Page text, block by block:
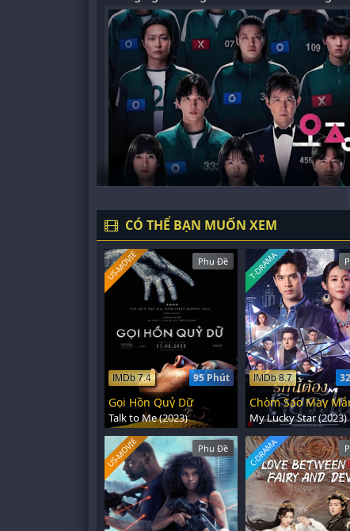
CÓ THỂ BẠN MUỐN XEM
Phụ Đề
95 Phút
IMDb 7.4
US-MOVIE
Gọi Hồn Quỷ Dữ
Talk to Me (2023)
IMDb 8.7
T-DRAMA
My Lucky Star (2023)
Phụ Đề
US-MOVIE C-DRAMA